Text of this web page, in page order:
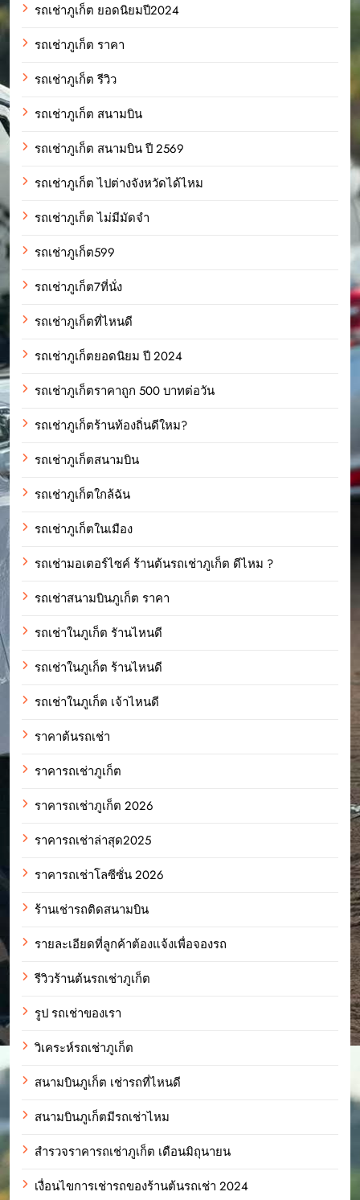
รถเช่าภูเก็ต ยอดนิยมปี2024
รถเช่าภูเก็ต ราคา
รถเช่าภูเก็ต รีวิว
รถเช่าภูเก็ต สนามบิน
รถเช่าภูเก็ต สนามบิน ปี 2569
รถเช่าภูเก็ต ไปต่างจังหวัดได้ไหม
รถเช่าภูเก็ต ไม่มีมัดจำ
รถเช่าภูเก็ต599
รถเช่าภูเก็ต7ที่นั่ง
รถเช่าภูเก็ตที่ไหนดี
รถเช่าภูเก็ตยอดนิยม ปี 2024
รถเช่าภูเก็ตราคาถูก 500 บาทต่อวัน
รถเช่าภูเก็ตร้านท้องถิ่นดีใหม?
รถเช่าภูเก็ตสนามบิน
รถเช่าภูเก็ตใกล้ฉัน
รถเช่าภูเก็ตในเมือง
รถเช่ามอเตอร์ไซค์ ร้านต้นรถเช่าภูเก็ต ดีไหม ?
รถเช่าสนามบินภูเก็ต ราคา
รถเช่าในภูเก็ต รัานไหนดี
รถเช่าในภูเก็ต ร้านไหนดี
รถเช่าในภูเก็ต เจ้าไหนดี
ราคาต้นรถเช่า
ราคารถเช่าภูเก็ต
ราคารถเช่าภูเก็ต 2026
ราคารถเช่าล่าสุด2025
ราคารถเช่าโลซีซั่น 2026
ร้านเช่ารถติดสนามบิน
รายละเอียดที่ลูกค้าต้องแจ้งเพื่อจองรถ
รีวิวร้านต้นรถเช่าภูเก็ต
รูป รถเช่าของเรา
วิเคระห์รถเช่าภูเก็ต
สนามบินภูเก็ต เช่ารถที่ไหนดี
สนามบินภูเก็ตมีรถเช่าไหม
สำรวจราคารถเช่าภูเก็ต เดือนมิถุนายน
เงื่อนไขการเช่ารถของร้านต้นรถเช่า 2024